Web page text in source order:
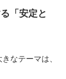
「安定と
なテーマは、